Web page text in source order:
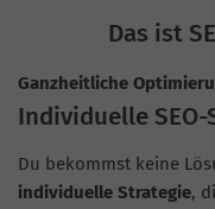
Das ist
Ganzheitliche
Individuelle
Du bekommst keine
individuelle Strategie,